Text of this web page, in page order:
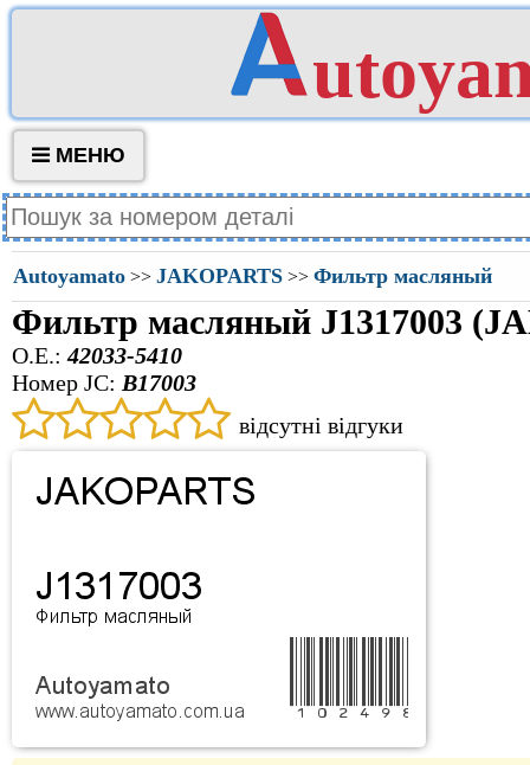
МЕНЮ
Autoyamato >> JAKOPARTS >> Фильтр масляный
Фильтр масляный J1317003
O.E.:42033-5410
Номер JC: B17003
відсутні відгуки